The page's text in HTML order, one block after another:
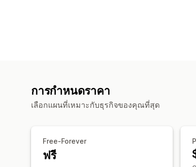
การกำหนดราคา
เลือกแผนที่เหมาะกับธุรกิจของคุณที่สุด
Free-Forever
ฟรี